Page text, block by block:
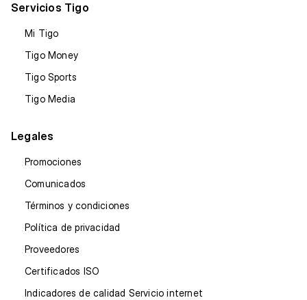
Servicios Tigo
Mi Tigo
Tigo Money
Tigo Sports
Tigo Media
Legales
Promociones
Comunicados
Términos y condiciones
Política de privacidad
Proveedores
Certificados ISO
Indicadores de calidad Servicio internet